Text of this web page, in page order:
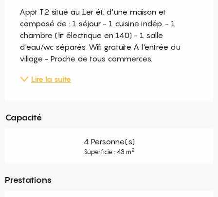
Appt T2 situé au 1er ét. d'une maison et
composé de : 1 séjour - 1 cuisine indép. - 1
chambre (lit électrique en 140) - 1 salle
d'eau/wc séparés. Wifi gratuite A l'entrée du
village - Proche de tous commerces.
Lire la suite
Capacité
4 Personne(s)
Superficie : 43 m2
Prestations